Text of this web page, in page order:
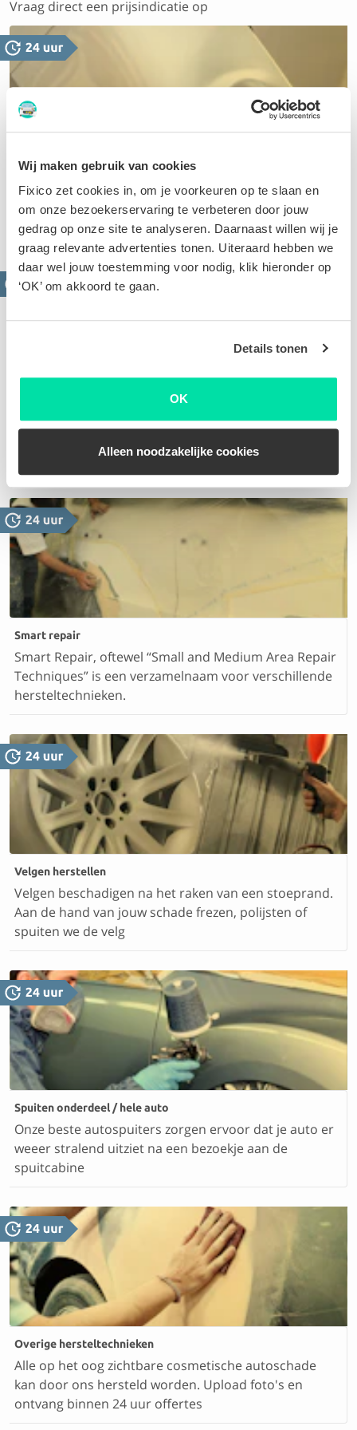
Wij maken gebruik van cookies
Fixico zet cookies in, om je voorkeuren op te slaan en
om onze bezoekerservaring te verbeteren door jouw
gedrag op onze site te analyseren. Daarnaast willen wij je
graag relevante advertenties tonen. Uiteraard hebben we
daar wel jouw toestemming voor nodig, klik hieronder op
‘OK’ om akkoord te gaan.
Details tonen
OK
Alleen noodzakelijke cookies
Vraag direct een prijsindicatie op
Uitdeuken
Dankzij de nieuwste technieken is uitdeuken vaak veel
goedkoper dan je denkt. Een aanbod op maat scheelt
je zo tientallen euro’s
Oppervlakkige of diepe krassen. Op basis van de
Smart repair
Smart Repair, oftewel “Small and Medium Area Repair
Techniques” is een verzamelnaam voor verschillende
hersteltechnieken.
Velgen herstellen
Velgen beschadigen na het raken van een stoeprand.
Aan de hand van jouw schade frezen, polijsten of
spuiten we de velg
Spuiten onderdeel / hele auto
Onze beste autospuiters zorgen ervoor dat je auto er
weeer stralend uitziet na een bezoekje aan de
spuitcabine
Overige hersteltechnieken
Alle op het oog zichtbare cosmetische autoschade
kan door ons hersteld worden. Upload foto's en
ontvang binnen 24 uur offertes